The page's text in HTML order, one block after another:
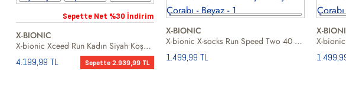
Sepette Net %30 İndirim
X-BIONIC
X-bionic Xceed Run Kadın Siyah Koşu Tişört
4.199,99 TL Sepette 2.939,99 TL
X-BIONIC
X-bionic X-socks Run Speed Two 40 Men Erkek Beyaz Koşu Çorabı
1.499,99 TL
X-